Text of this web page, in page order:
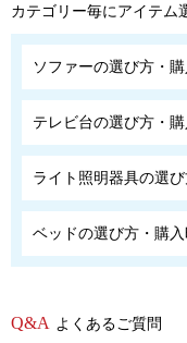
カテゴリー毎にアイテム
ソファーの選び方・
テレビ台の選び方・
ライト照明器具の選
ベッドの選び方・購
よくあるご質問